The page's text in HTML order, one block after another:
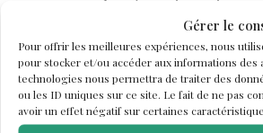
Gérer le
Pour offrir les meilleures expériences, nous
pour stocker et/ou accéder aux informations des
technologies nous permettra de traiter des
ou les ID uniques sur ce site. Le fait de ne pas
avoir un effet négatif sur certaines
pour les réparations,
personnalisations de ses bijoux,
faisabilité technique et de
composants.
Toute demande SAV doit être